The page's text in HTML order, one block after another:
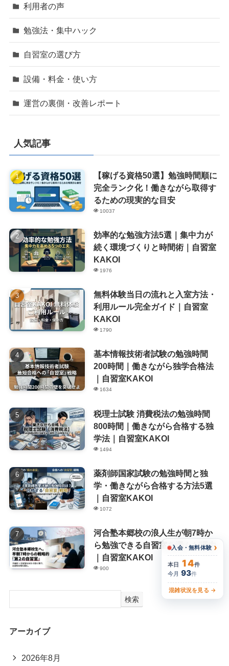
利用者の声
勉強法・集中ハック
自習室の選び方
設備・料金・使い方
運営の裏側・改善レポート
人気記事
【稼げる資格50選】勉強時間順に
完全ランク化！働きながら取得す
るための現実的な目安
10037
効率的な勉強方法5選｜集中力が
続く環境づくりと時間術｜自習室
KAKOI
1976
無料体験当日の流れと入室方法・
利用ルール完全ガイド｜自習室
KAKOI
1790
基本情報技術者試験の勉強時間
200時間｜働きながら独学合格法
｜自習室KAKOI
1634
税理士試験 消費税法の勉強時間
800時間｜働きながら合格する独
学法｜自習室KAKOI
1494
薬剤師国家試験の勉強時間と独
学・働きながら合格する方法5選
｜自習室KAKOI
1072
河合塾本郷校の浪人生が朝7時か
ら勉強できる自習室を選んだ理由
｜自習室KAKOI
900
検索
アーカイブ
2026年8月
入会・無料体験 ›
本日 14件
今月 93件
混雑状況を見る →